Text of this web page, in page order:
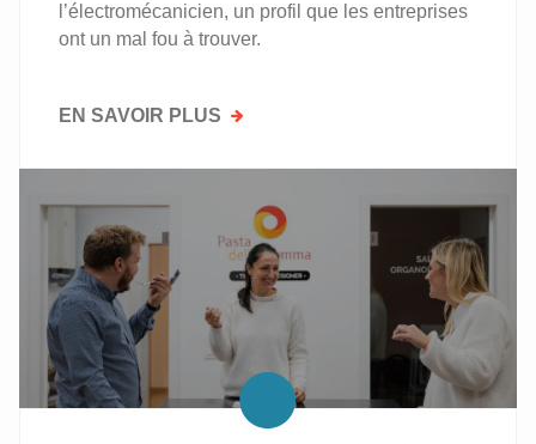
LES
CENTRES
AVEC
OPTIONS
BOULANGERIE
–
PÂTISSERIE
CHOCOLATERIE
-
GLACERIE
l’électromécanicien, un profil que les entreprises
ont un mal fou à trouver.
EN SAVOIR PLUS SUR
LE
ALTERNANCE
EN
MÉCATRONIQUE